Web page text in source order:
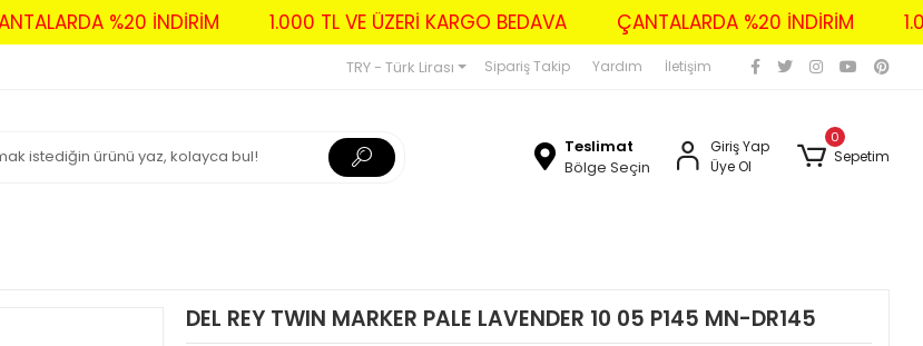
ÇANTALARDA %20 İNDİRİM 1.000 TL VE ÜZERİ KARGO BEDAVA ÇANTALARDA %20 İNDİRİM
TRY - Türk Lirası Sipariş Takip Yardım İletişim
Teslimat
Bölge Seçin
Giriş Yap
Üye Ol
0
Sepetim
DEL REY TWIN MARKER PALE LAVENDER 10 05 P145 MN-DR145